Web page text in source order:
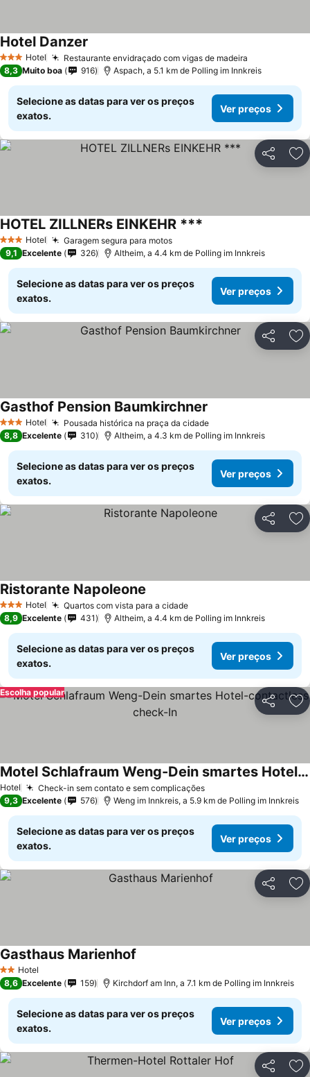
3 EstrelasHotel Restaurante envidraçado com vigas de madeira
Hotel Danzer
8,3 Muito boa 916 Aspach, a 5.1 km de Polling im Innkreis
Selecione as datas para ver os preços
exatos.
Ver preços
Partilhar
3 EstrelasHotel Garagem segura para motos
HOTEL ZILLNERs EINKEHR ***
9,1 Excelente 326 Altheim, a 4.4 km de Polling im Innkreis
Selecione as datas para ver os preços
exatos.
Ver preços
Partilhar
3 EstrelasHotel Pousada histórica na praça da cidade
Gasthof Pension Baumkirchner
8,8 Excelente 310 Altheim, a 4.3 km de Polling im Innkreis
Selecione as datas para ver os preços
exatos.
Ver preços
Partilhar
3 EstrelasHotel Quartos com vista para a cidade
Ristorante Napoleone
8,9 Excelente 431 Altheim, a 4.4 km de Polling im Innkreis
Selecione as datas para ver os preços
exatos.
Ver preços
Partilhar
Escolha popular
Hotel Check-in sem contato e sem complicações
Motel Schlafraum Weng-Dein smartes Hotel-contactless check-In
9,3 Excelente 576 Weng im Innkreis, a 5.9 km de Polling im Innkreis
Selecione as datas para ver os preços
exatos.
Ver preços
Partilhar
2 Estrelas
Hotel
Gasthaus Marienhof
8,6 Excelente 159 Kirchdorf am Inn, a 7.1 km de Polling im Innkreis
Selecione as datas para ver os preços
exatos.
Ver preços
Partilhar